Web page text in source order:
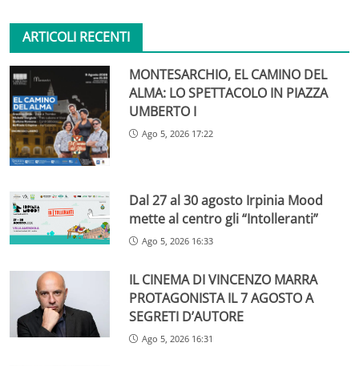
ARTICOLI RECENTI
MONTESARCHIO, EL CAMINO DEL
ALMA: LO SPETTACOLO IN PIAZZA
UMBERTO I
Ago 5, 2026 17:22
Dal 27 al 30 agosto Irpinia Mood
mette al centro gli “Intolleranti”
Ago 5, 2026 16:33
IL CINEMA DI VINCENZO MARRA
PROTAGONISTA IL 7 AGOSTO A
SEGRETI D’AUTORE
Ago 5, 2026 16:31